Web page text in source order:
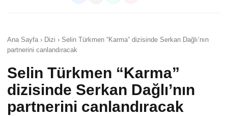
Ana Sayfa › Dizi › Selin Türkmen “Karma” dizisinde Serkan Dağlı’nın
partnerini canlandıracak
Selin Türkmen “Karma”
dizisinde Serkan Dağlı’nın
partnerini canlandıracak